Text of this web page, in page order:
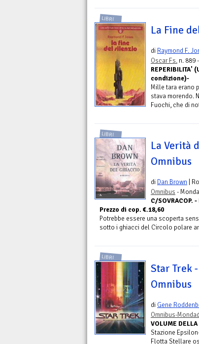
LIBRI
La Fine
di Raymond F.
Oscar Fs. n. 889
condizione)-
Mille tara erano
stava morendo.
Fuochi, che di
LIBRI
La Verità
Omnibus
di Dan Brown |
Omnibus -
C/
Prezzo di cop. €.18,60
Potrebbe essere una scoperta
sotto i ghiacci del Circolo polare
LIBRI
Star Trek
Omnibus
di Gene
Omnibus-
VOLUME DELLA
Stazione
Flotta Stellare